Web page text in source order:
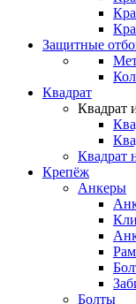
Защитные
Квадрат
Квадрат
Квадрат
Крепёж
Анкеры
Болты